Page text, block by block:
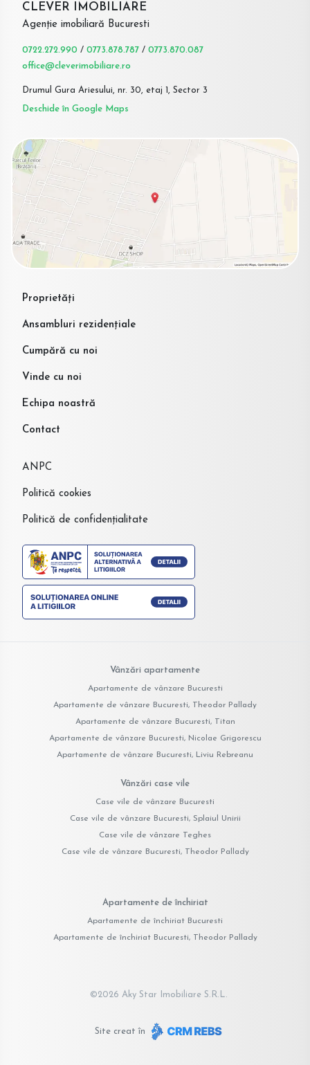
CLEVER IMOBILIARE
Agenție imobiliară Bucuresti
0722.272.990 / 0773.878.787 / 0773.870.087
office@cleverimobiliare.ro
Drumul Gura Ariesului, nr. 30, etaj 1, Sector 3
Deschide în Google Maps
Proprietăți
Ansambluri rezidențiale
Cumpără cu noi
Vinde cu noi
Echipa noastră
Contact
ANPC
Politică cookies
Politică de confidențialitate
Vânzări apartamente
Apartamente de vânzare Bucuresti
Apartamente de vânzare Bucuresti, Theodor Pallady
Apartamente de vânzare Bucuresti, Titan
Apartamente de vânzare Bucuresti, Nicolae Grigorescu
Apartamente de vânzare Bucuresti, Liviu Rebreanu
Vânzări case vile
Case vile de vânzare Bucuresti
Case vile de vânzare Bucuresti, Splaiul Unirii
Case vile de vânzare Teghes
Case vile de vânzare Bucuresti, Theodor Pallady
Apartamente de închiriat
Apartamente de închiriat Bucuresti
Apartamente de închiriat Bucuresti, Theodor Pallady
©2026 Aky Star Imobiliare S.R.L.
Site creat în